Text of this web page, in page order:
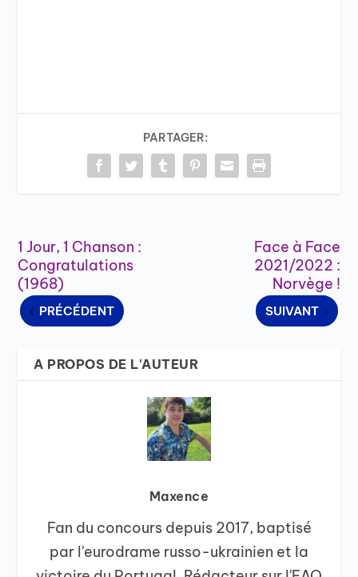
PARTAGER:
1 Jour, 1 Chanson :
Congratulations
(1968)
PRÉCÉDENT
Face à Face
2021/2022 :
Norvège !
SUIVANT
A PROPOS DE L'AUTEUR
Maxence
Fan du concours depuis 2017, baptisé
par l'eurodrame russo-ukrainien et la